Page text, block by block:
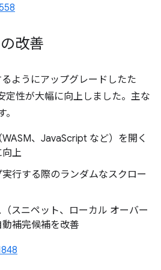
改善
ようにアップグレードしたた
定性が大幅に向上しました。主な
、JavaScript など）を開く
向上
行する際のランダムなスクロー
スニペット、ローカル オーバー
補完候補を改善